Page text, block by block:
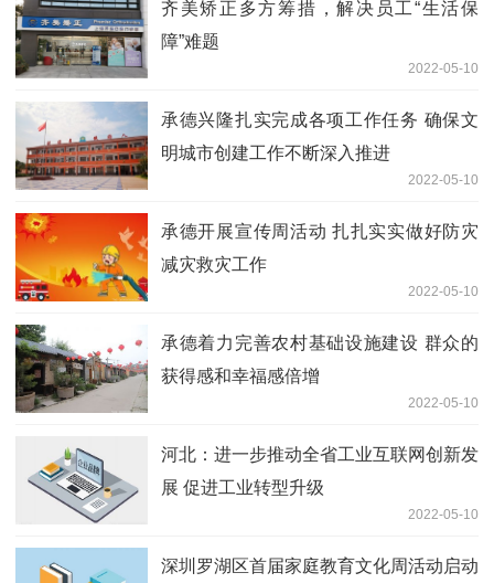
齐美矫正多方筹措，解决员工“生活保
障”难题
2022-05-10
承德兴隆扎实完成各项工作任务 确保文
明城市创建工作不断深入推进
2022-05-10
承德开展宣传周活动 扎扎实实做好防灾
减灾救灾工作
2022-05-10
承德着力完善农村基础设施建设 群众的
获得感和幸福感倍增
2022-05-10
河北：进一步推动全省工业互联网创新发
展 促进工业转型升级
2022-05-10
深圳罗湖区首届家庭教育文化周活动启动